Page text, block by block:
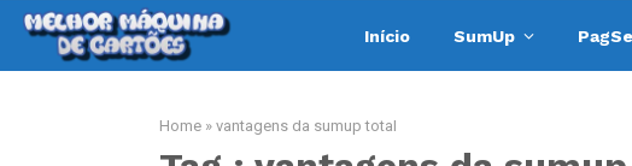
Início SumUp
Home » vantagens da sumup total